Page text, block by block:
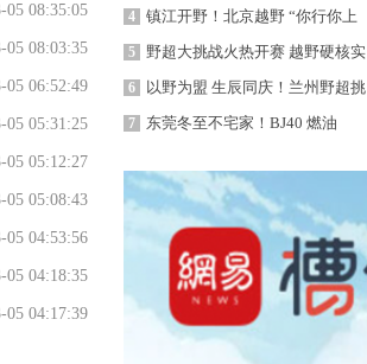
05 08:35:05
05 08:03:35
05 06:52:49
05 05:31:25
05 05:12:27
05 05:08:43
05 04:53:56
05 04:18:35
05 04:17:39
4 镇江开野！北京越野 “你行你上
5 野超大挑战火热开赛 越野硬核实
6 以野为盟 生辰同庆！兰州野超挑
7 东莞冬至不宅家！BJ40 燃油